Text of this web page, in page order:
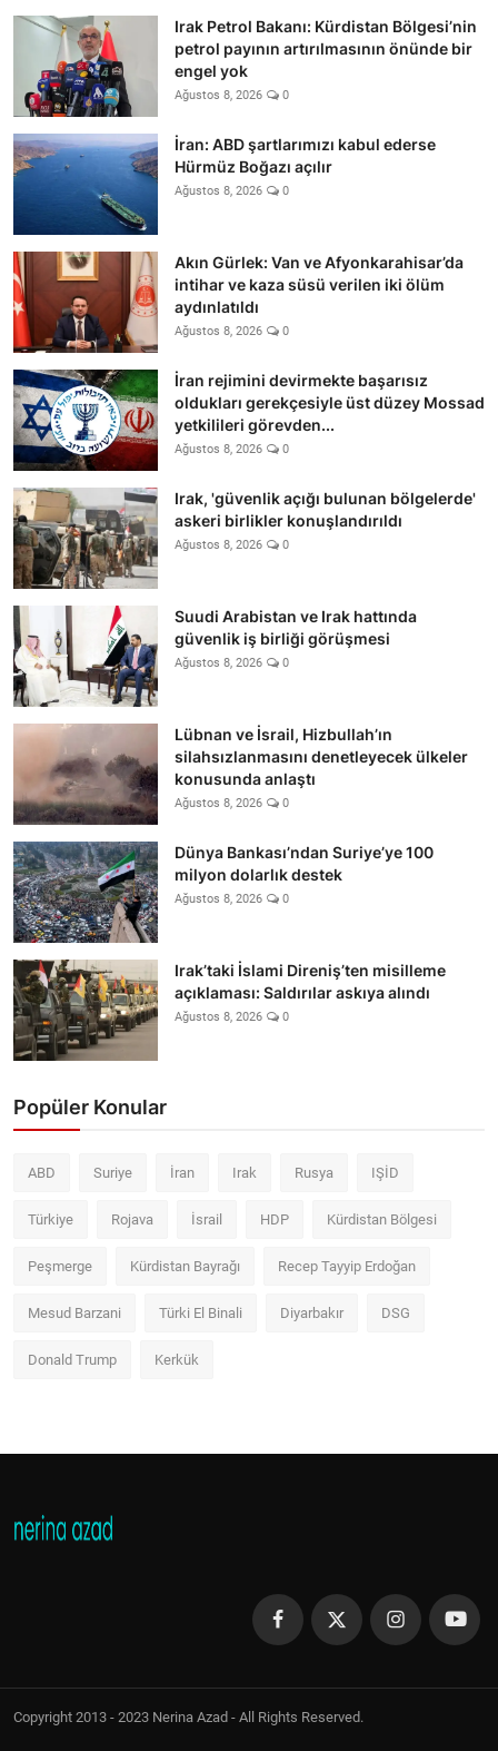
Irak Petrol Bakanı: Kürdistan Bölgesi’nin
petrol payının artırılmasının önünde bir
engel yok
Ağustos 8, 2026 0
İran: ABD şartlarımızı kabul ederse
Hürmüz Boğazı açılır
Ağustos 8, 2026 0
Akın Gürlek: Van ve Afyonkarahisar’da
intihar ve kaza süsü verilen iki ölüm
aydınlatıldı
Ağustos 8, 2026 0
İran rejimini devirmekte başarısız
oldukları gerekçesiyle üst düzey Mossad
yetkilileri görevden...
Ağustos 8, 2026 0
Irak, 'güvenlik açığı bulunan bölgelerde'
askeri birlikler konuşlandırıldı
Ağustos 8, 2026 0
Suudi Arabistan ve Irak hattında
güvenlik iş birliği görüşmesi
Ağustos 8, 2026 0
Lübnan ve İsrail, Hizbullah’ın
silahsızlanmasını denetleyecek ülkeler
konusunda anlaştı
Ağustos 8, 2026 0
Dünya Bankası’ndan Suriye’ye 100
milyon dolarlık destek
Ağustos 8, 2026 0
Irak’taki İslami Direniş’ten misilleme
açıklaması: Saldırılar askıya alındı
Ağustos 8, 2026 0
Popüler Konular
ABD Suriye İran Irak Rusya IŞİD
Türkiye Rojava İsrail HDP Kürdistan Bölgesi
Peşmerge Kürdistan Bayrağı Recep Tayyip Erdoğan
Mesud Barzani Türki El Binali Diyarbakır DSG
Donald Trump Kerkük
Copyright 2013 - 2023 Nerina Azad - All Rights Reserved.